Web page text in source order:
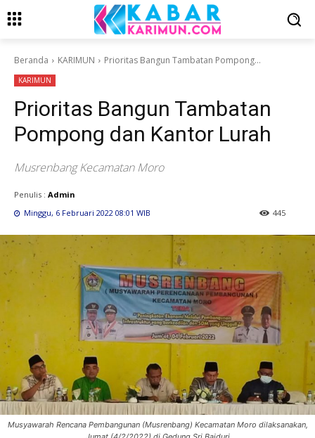
Beranda KARIMUN Prioritas Bangun Tambatan Pompong...
KARIMUN
Prioritas Bangun Tambatan
Pompong dan Kantor Lurah
Musrenbang Kecamatan Moro
Penulis : Admin
Minggu, 6 Februari 2022 08:01 WIB
445
Musyawarah Rencana Pembangunan (Musrenbang) Kecamatan Moro dilaksanakan,